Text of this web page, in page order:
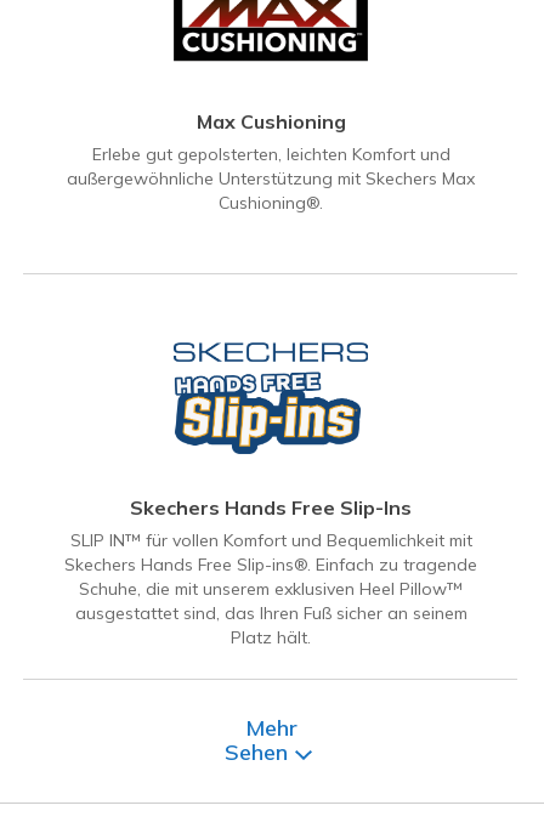
Max Cushioning
Erlebe gut gepolsterten, leichten Komfort und
außergewöhnliche Unterstützung mit Skechers Max
Cushioning®.
Skechers Hands Free Slip-Ins
SLIP IN™ für vollen Komfort und Bequemlichkeit mit
Skechers Hands Free Slip-ins®. Einfach zu tragende
Schuhe, die mit unserem exklusiven Heel Pillow™
ausgestattet sind, das Ihren Fuß sicher an seinem
Platz hält.
Mehr
Sehen